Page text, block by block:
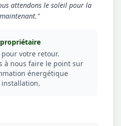
attendons le soleil pour la
votre retour.
à nous faire le point sur
énergétique